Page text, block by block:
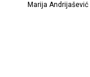
Marija Andrijašević